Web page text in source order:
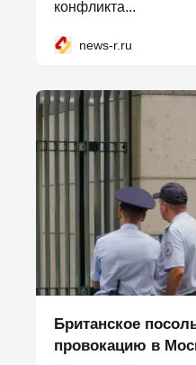
конфликта...
news-r.ru
Британское
провокацию в